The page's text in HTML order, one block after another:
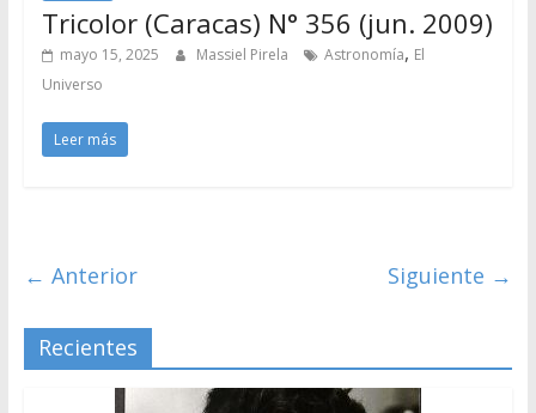
Tricolor (Caracas) N° 356 (jun. 2009)
mayo 15, 2025 Massiel Pirela Astronomía, El
Universo
Leer más
Siguiente →
← Anterior
Recientes